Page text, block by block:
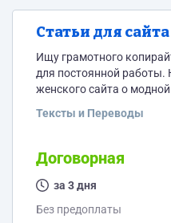
Статьи для
Ищу грамотного
для постоянной работы.
женского сайта о
символов без пробела.
не хватает заявок -
аську - 439556633.
Тексты и Переводы
Договорная
за 3 дня
Без предоплаты